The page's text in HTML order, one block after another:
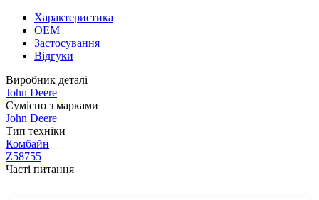
Характеристика
OEM
Застосування
Відгуки
Виробник деталі
John Deere
Сумісно з марками
John Deere
Тип техніки
Комбайн
Z58755
Часті питання